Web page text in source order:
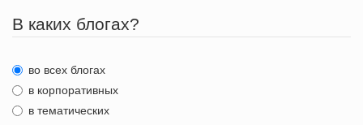
В каких блогах?
во всех блогах
в корпоративных
в тематических